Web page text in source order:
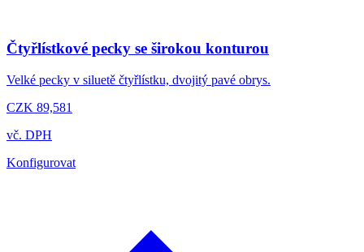
Čtyřlístkové pecky se širokou konturou
Velké pecky v siluetě čtyřlístku, dvojitý pavé obrys.
CZK 89,581
vč. DPH
Konfigurovat